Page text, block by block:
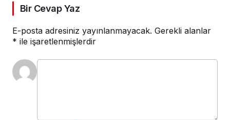
Bir Cevap Yaz
E-posta adresiniz yayınlanmayacak. Gerekli alanlar
* ile işaretlenmişlerdir